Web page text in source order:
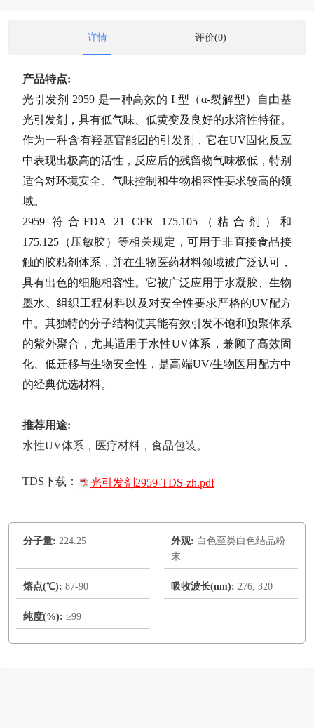
详情 评价(0)
产品特点:
光引发剂 2959 是一种高效的 I 型（α-裂解型）自由基
光引发剂，具有低气味、低黄变及良好的水溶性特征。
作为一种含有羟基官能团的引发剂，它在UV固化反应
中表现出极高的活性，反应后的残留物气味极低，特别
适合对环境安全、气味控制和生物相容性要求较高的领
域。
2959符合FDA 21 CFR 175.105（粘合剂）和
175.125 （压敏胶）等相关规定，可用于非直接食品接
触的胶粘剂体系，并在生物医药材料领域被广泛认可，
具有出色的细胞相容性。它被广泛应用于水凝胶、生物
墨水、组织工程材料以及对安全性要求严格的UV配方
中。其独特的分子结构使其能有效引发不饱和预聚体系
的紫外聚合，尤其适用于水性UV体系，兼顾了高效固
化、低迁移与生物安全性，是高端UV/生物医用配方中
的经典优选材料。
推荐用途:
水性UV体系，医疗材料，食品包装。
TDS下载： 光引发剂2959-TDS-zh.pdf
分子量: 224.25 外观: 白色至类白色结晶粉
末
熔点(℃): 87-90 吸收波长(nm): 276, 320
纯度(%): ≥99